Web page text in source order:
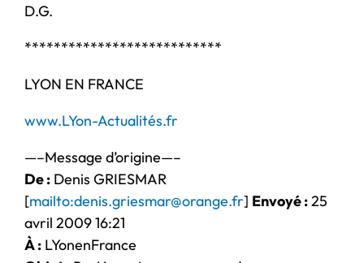
D.G.
***************************
LYON EN FRANCE
www.LYon-Actualités.fr
—–Message d’origine—–
De : Denis GRIESMAR
[mailto:denis.griesmar@orange.fr] Envoyé :25
avril 2009 16:21
À : LYonenFrance